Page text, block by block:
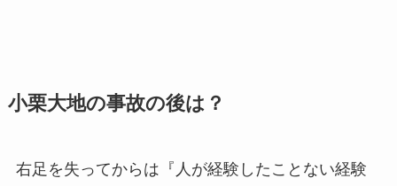
小栗大地の事故の後は？
右足を失ってからは『人が経験したことない経験